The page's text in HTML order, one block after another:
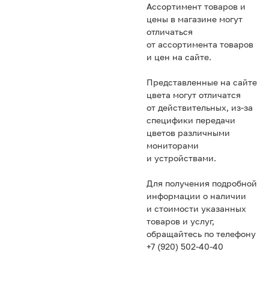
Ассортимент товаров и
цены в магазине могут
отличаться
от ассортимента товаров
и цен на сайте.
Представленные на сайте
цвета могут отличатся
от действительных, из-за
специфики передачи
цветов различными
мониторами
и устройствами.
Для получения подробной
информации о наличии
и стоимости указанных
товаров и услуг,
обращайтесь по телефону
+7 (920) 502-40-40